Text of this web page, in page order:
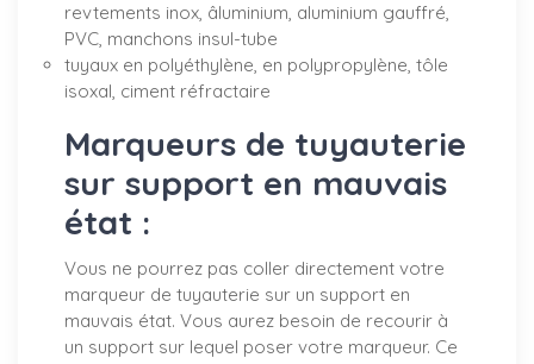
revtements inox, âluminium, aluminium gauffré,
PVC, manchons insul-tube
tuyaux en polyéthylène, en polypropylène, tôle
isoxal, ciment réfractaire
Marqueurs de tuyauterie
sur support en mauvais
état :
Vous ne pourrez pas coller directement votre
marqueur de tuyauterie sur un support en
mauvais état. Vous aurez besoin de recourir à
un support sur lequel poser votre marqueur. Ce